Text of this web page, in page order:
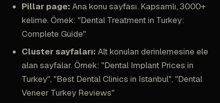
Pillar page: Ana konu sayfası. Kapsamlı, 3000+
kelime. Örnek: "Dental Treatment in Turkey:
Complete Guide"
Cluster sayfaları: Alt konuları derinlemesine ele
alan sayfalar. Örnek: "Dental Implant Prices in
Turkey", "Best Dental Clinics in Istanbul", "Dental
Veneer Turkey Reviews"